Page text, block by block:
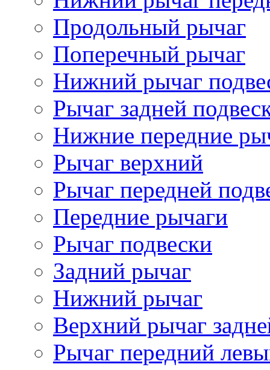
Продольный рычаг
Поперечный рычаг
Нижний рычаг
Рычаг задней
Нижние передние
Рычаг верхний
Рычаг передней
Передние рычаги
Рычаг подвески
Задний рычаг
Нижний рычаг
Верхний рычаг
Рычаг передний